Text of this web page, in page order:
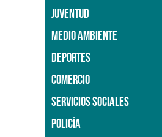
JUVENTUD
MEDIO AMBIENTE
DEPORTES
COMERCIO
SERVICIOS SOCIALES
POLICÍA